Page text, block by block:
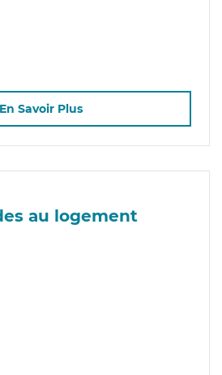
En Savoir Plus
au logement